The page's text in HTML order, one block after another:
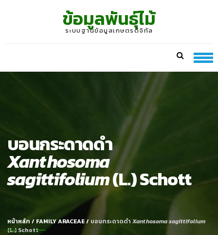
ข้อมูลพันธุ์ไม้
ระบบฐานข้อมูลเกษตรดิจิทัล
บอนกระดาดดำ
Xanthosoma
sagittifolium(L.) Schott
หน้าหลัก / FAMILY ARACEAE/ บอนกระดาดดำ Xanthosoma sagittifolium
(L.) Schott